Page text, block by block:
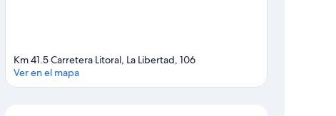
Km 41.5 Carretera Litoral, La Libertad, 106
Ver en el mapa